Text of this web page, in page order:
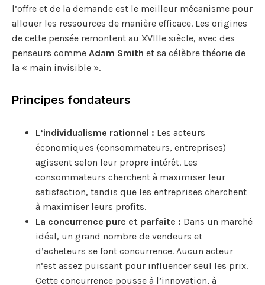
l’offre et de la demande est le meilleur mécanisme pour
allouer les ressources de manière efficace. Les origines
de cette pensée remontent au XVIIIe siècle, avec des
penseurs comme Adam Smith et sa célèbre théorie de
la « main invisible ».
Principes fondateurs
L’individualisme rationnel : Les acteurs
économiques (consommateurs, entreprises)
agissent selon leur propre intérêt. Les
consommateurs cherchent à maximiser leur
satisfaction, tandis que les entreprises cherchent
à maximiser leurs profits.
La concurrence pure et parfaite : Dans un marché
idéal, un grand nombre de vendeurs et
d’acheteurs se font concurrence. Aucun acteur
n’est assez puissant pour influencer seul les prix.
Cette concurrence pousse à l’innovation, à